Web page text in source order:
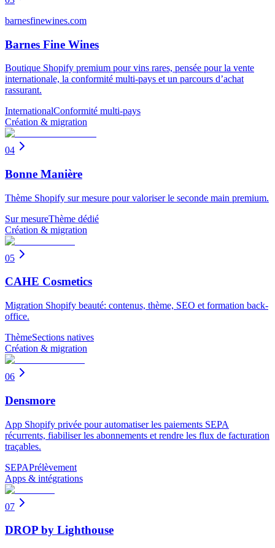
barnesfinewines.com
Barnes Fine Wines
Boutique Shopify premium pour vins rares, pensée pour la vente
internationale, la conformité multi-pays et un parcours d’achat
rassurant.
InternationalConformité multi-pays
Création & migration
04
Bonne Manière
Thème Shopify sur mesure pour valoriser le seconde main premium.
Sur mesureThème dédié
Création & migration
05
CAHE Cosmetics
Migration Shopify beauté: contenus, thème, SEO et formation back-
office.
ThèmeSections natives
Création & migration
06
Densmore
App Shopify privée pour automatiser les paiements SEPA
récurrents, fiabiliser les abonnements et rendre les flux de facturation
traçables.
SEPAPrélèvement
Apps & intégrations
07
DROP by Lighthouse